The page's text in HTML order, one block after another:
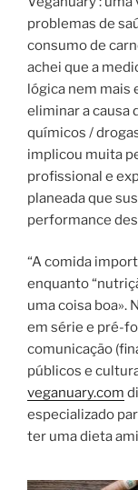
problemas de
consumo de
achei que a
lógica nem mais
eliminar a causa
químicos /
implicou muita
profissional e
planeada que
performance
“A comida
enquanto
uma coisa boa».
em série e pré-
comunicação
públicos e
veganuary.com
especializado
ter uma dieta